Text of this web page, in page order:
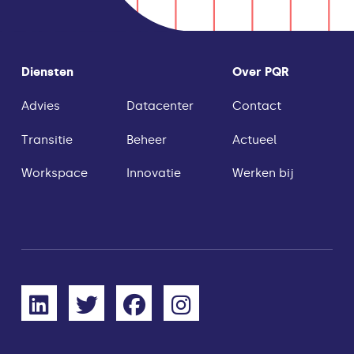
Diensten
Advies
Transitie
Workspace
Datacenter
Beheer
Innovatie
Over PQR
Contact
Actueel
Werken bij